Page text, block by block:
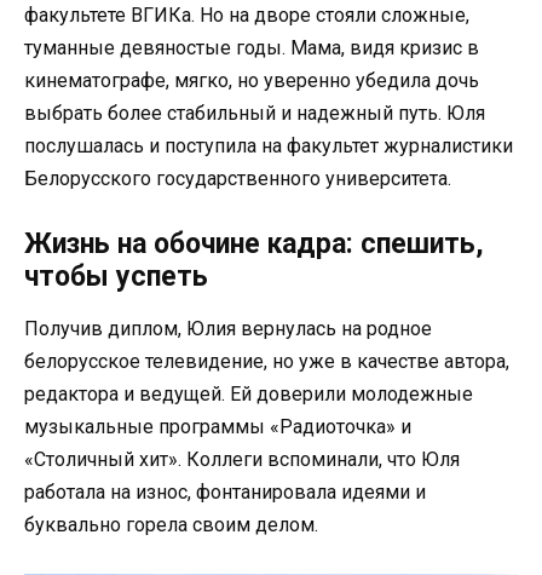
факультете ВГИКа. Но на дворе стояли сложные,
туманные девяностые годы. Мама, видя кризис в
кинематографе, мягко, но уверенно убедила дочь
выбрать более стабильный и надежный путь. Юля
послушалась и поступила на факультет журналистики
Белорусского государственного университета.
Жизнь на обочине кадра: спешить,
чтобы успеть
Получив диплом, Юлия вернулась на родное
белорусское телевидение, но уже в качестве автора,
редактора и ведущей. Ей доверили молодежные
музыкальные программы «Радиоточка» и
«Столичный хит». Коллеги вспоминали, что Юля
работала на износ, фонтанировала идеями и
буквально горела своим делом.